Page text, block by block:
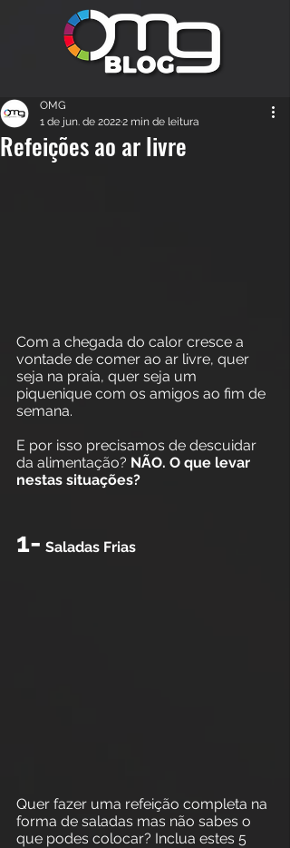
Refeições ao ar livre
OMG
1 de jun. de 20222 min de leitura
Com a chegada do calor cresce a
vontade de comer ao ar livre, quer
seja na praia, quer seja um
piquenique com os amigos ao fim de
semana.
E por isso precisamos de descuidar
da alimentação? NÃO. O que levar
nestas situações?
1- Saladas Frias
Quer fazer uma refeição completa na
forma de saladas mas não sabes o
que podes colocar? Inclua estes 5